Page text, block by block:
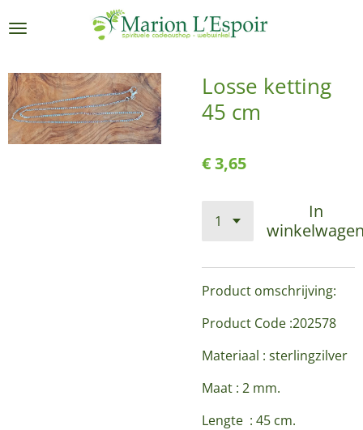
direct
de
hoofdinhoud
Losse ketting
45 cm
€ 3,65
In
Product omschrijving:
Product Code :202578
Materiaal : sterlingzilver
Maat : 2 mm.
Lengte : 45 cm.